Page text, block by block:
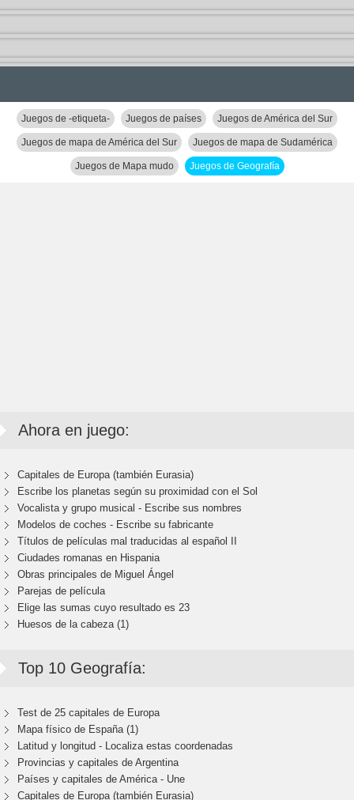
Juegos de -etiqueta- Juegos de países Juegos de América del Sur
Juegos de mapa de América del Sur Juegos de mapa de Sudamérica
Juegos de Mapa mudo Juegos de Geografía
Ahora en juego:
Capitales de Europa (también Eurasia)
Escribe los planetas según su proximidad con el Sol
Vocalista y grupo musical - Escribe sus nombres
Modelos de coches - Escribe su fabricante
Títulos de películas mal traducidas al español II
Ciudades romanas en Hispania
Obras principales de Miguel Ángel
Parejas de película
Elige las sumas cuyo resultado es 23
Huesos de la cabeza (1)
Top 10 Geografía:
Test de 25 capitales de Europa
Mapa físico de España (1)
Latitud y longitud - Localiza estas coordenadas
Provincias y capitales de Argentina
Países y capitales de América - Une
Capitales de Europa (también Eurasia)